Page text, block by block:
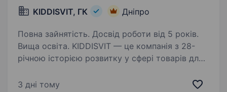
KIDDISVIT, ГК Дніпро
Повна зайнятість. Досвід роботи від 5 років.
Вища освіта. KIDDISVIT — це компанія з 28-
річною історією розвитку у сфері товарів для
й сьогодні є лідером серед постачальників у
3 дні тому